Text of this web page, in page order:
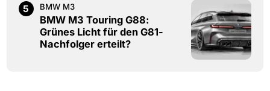
5 BMW M3
BMW M3 Touring G88:
Grünes Licht für den G81-
Nachfolger erteilt?